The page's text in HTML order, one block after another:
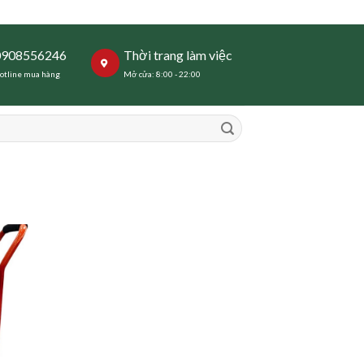
mua hàng
Thời trang làm việc
Mở cửa: 8:00 - 22:00